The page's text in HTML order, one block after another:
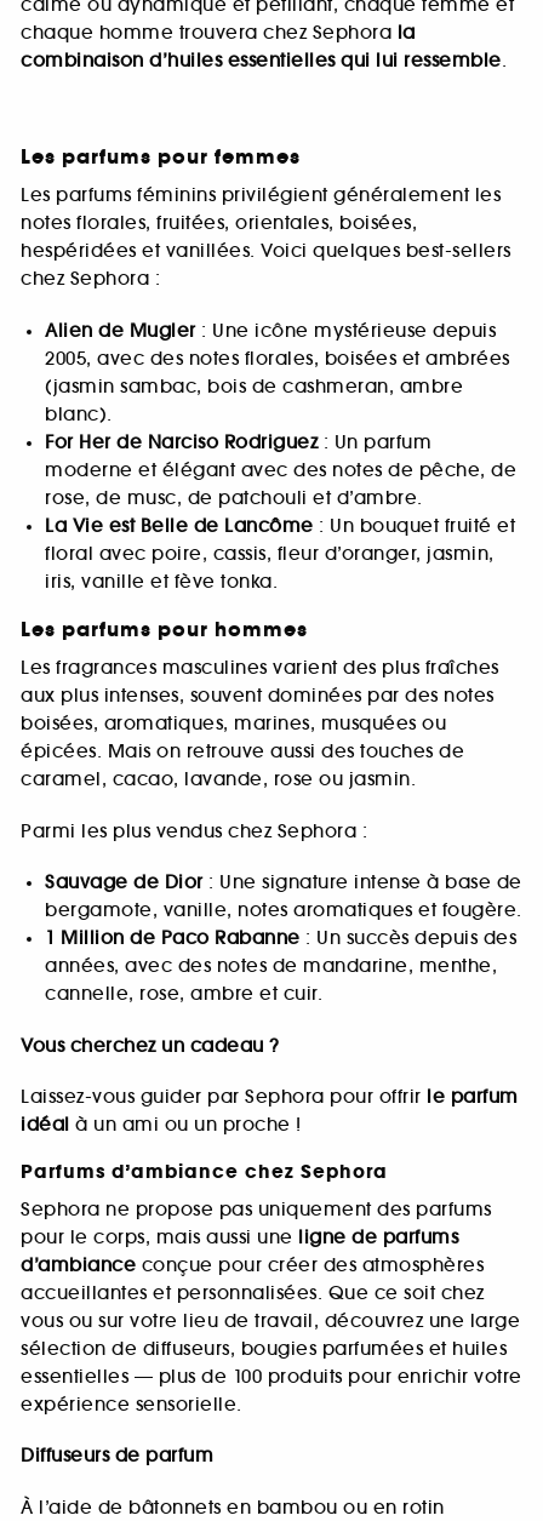
calme ou dynamique et pétillant, chaque femme et
chaque homme trouvera chez Sephora la
combinaison d’huiles essentielles qui lui ressemble.
Les parfums pour femmes
Les parfums féminins privilégient généralement les
notes florales, fruitées, orientales, boisées,
hespéridées et vanillées. Voici quelques best-sellers
chez Sephora :
Alien de Mugler: Une icône mystérieuse depuis
2005, avec des notes florales, boisées et ambrées
(jasmin sambac, bois de cashmeran, ambre
blanc).
For Her de Narciso Rodriguez: Un parfum
moderne et élégant avec des notes de pêche, de
rose, de musc, de patchouli et d’ambre.
La Vie est Belle de Lancôme : Un bouquet fruité et
floral avec poire, cassis, fleur d’oranger, jasmin,
iris, vanille et fève tonka.
Les parfums pour hommes
Les fragrances masculines varient des plus fraîches
aux plus intenses, souvent dominées par des notes
boisées, aromatiques, marines, musquées ou
épicées. Mais on retrouve aussi des touches de
caramel, cacao, lavande, rose ou jasmin.
Parmi les plus vendus chez Sephora :
Sauvage de Dior: Une signature intense à base de
bergamote, vanille, notes aromatiques et fougère.
1 Million de Paco Rabanne : Un succès depuis des
années, avec des notes de mandarine, menthe,
cannelle, rose, ambre et cuir.
Vous cherchez un cadeau ?
Laissez-vous guider par Sephora pour offrir le parfum
idéal à un ami ou un proche !
Parfums d’ambiance chez Sephora
Sephora ne propose pas uniquement des parfums
pour le corps, mais aussi une ligne de parfums
d’ambiance conçue pour créer des atmosphères
accueillantes et personnalisées. Que ce soit chez
vous ou sur votre lieu de travail, découvrez une large
sélection de diffuseurs, bougies parfumées et huiles
essentielles — plus de 100 produits pour enrichir votre
expérience sensorielle.
Diffuseurs de parfum
À l’aide de bâtonnets en bambou ou en rotin